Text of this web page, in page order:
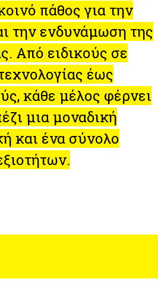
πάθος για την
την ενδυνάμωση της
Από ειδικούς σε
έως
κάθε μέλος φέρνει
μια μοναδική
και ένα σύνολο